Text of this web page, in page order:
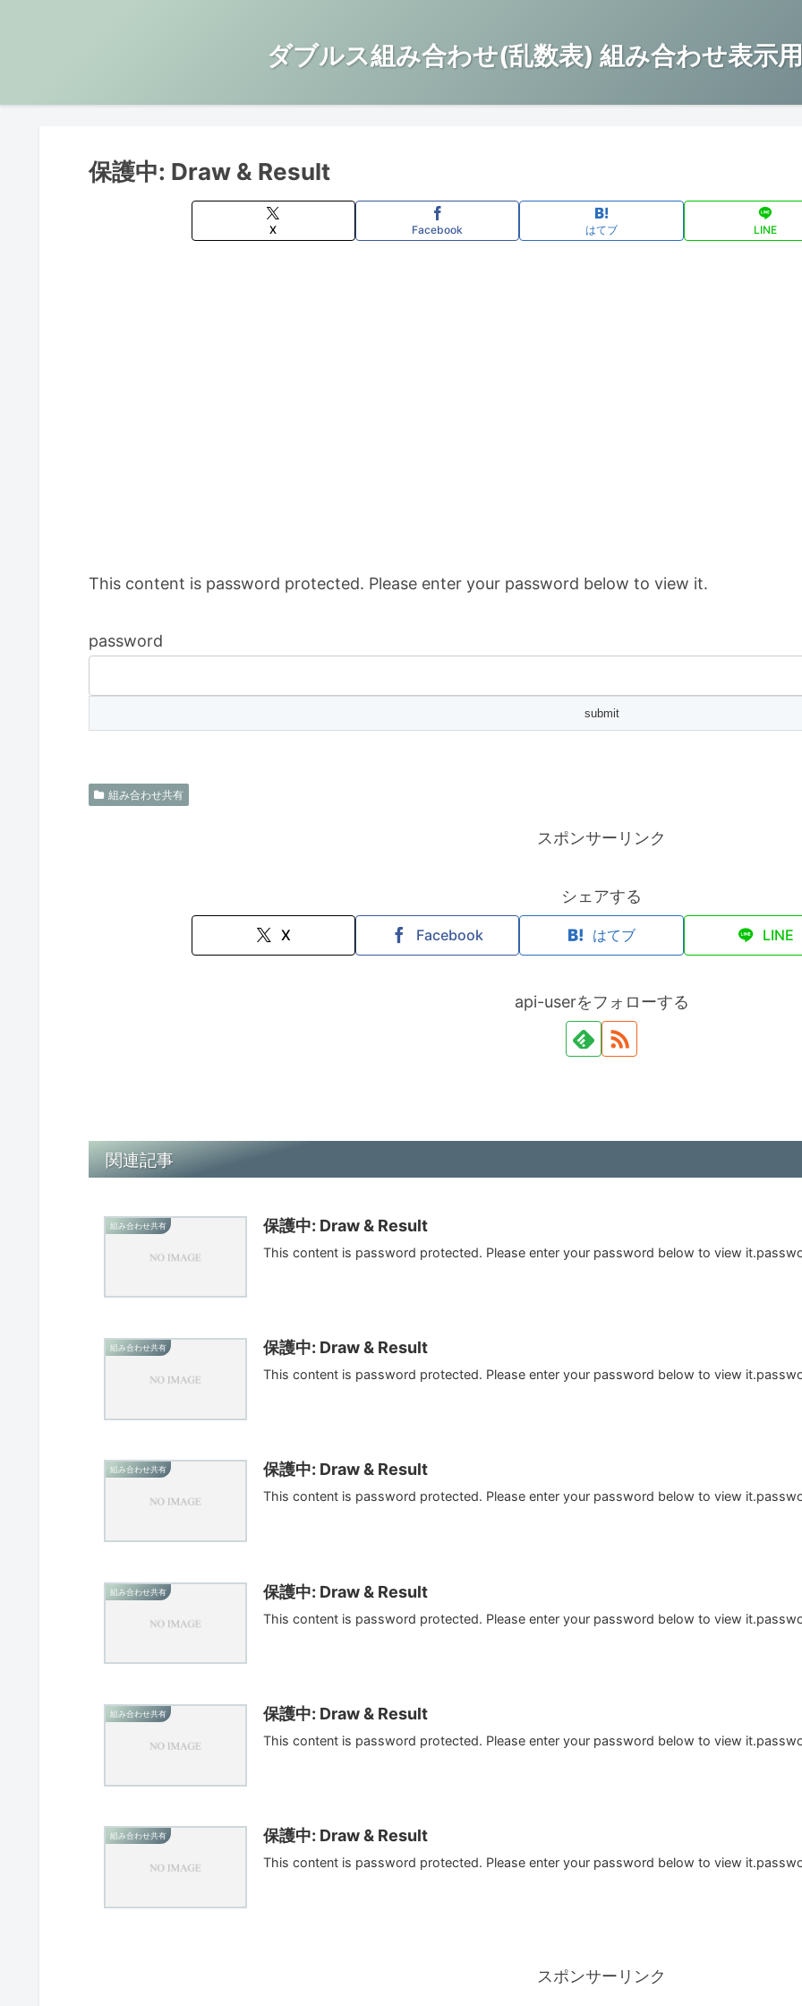
ダブルス組み合わせ(乱数表) 組み合わせ表示
保護中: Draw & Result
X Facebook はてブ LINE
This content is password protected. Please enter your password below to view it.
password
組み合わせ共有
スポンサーリンク
シェアする
X Facebook はてブ LINE
api-userをフォローする
関連記事
組み合わせ共有 保護中: Draw & Result
This content is password protected. Please enter your password below to view
組み合わせ共有 保護中: Draw & Result
This content is password protected. Please enter your password below to view
組み合わせ共有 保護中: Draw & Result
This content is password protected. Please enter your password below to view
組み合わせ共有 保護中: Draw & Result
This content is password protected. Please enter your password below to view
組み合わせ共有 保護中: Draw & Result
This content is password protected. Please enter your password below to view
組み合わせ共有 保護中: Draw & Result
This content is password protected. Please enter your password below to view
スポンサーリンク